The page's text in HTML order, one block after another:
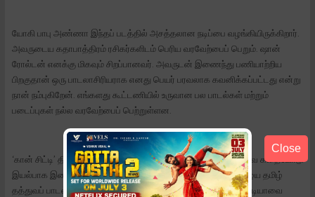
யோகி பாபு அண்ணா இந்தப் படத்தில் அசத்தலான நடிப்பை வழங்கியிருக்கிறார்.
அவருடைய கதாபாத்திரம் ரசிகர்களிடம் பெரிய வரவேற்பைப் பெறும். ஷான்
ரோல்டன் எனக்கு மிகவும் சிறப்பானவர். அவருடன் இணைந்து பணியாற்றிய
பிறகுதான் ஒரு பாடலாசிரியராக எனது பெயர் பரவலாக கவனிக்கப்பட்டது என்று
நான் நம்புகிறேன். எங்களது கூட்டணியில் உருவான பல பாடல்கள் மற்றும்
படைப்புகள் நல்ல வரவேற்பைப் பெற்றுள்ளன.
‘கான் சிட்டி’ திரைப்படத்தில் மொத்தம் ஏழு பாடல்கள் உள்ளன. அவை கதையோடு
இயல்பாக இணைந்து பயணிக்கும். குறிப்பாக சில பாடல்களை பழைய தமிழ்
தத்துவப் பாடல்களின் உணர்வில் உருவாக்கியுள்ளோம். அதற்கான ஐடியாவை
Close